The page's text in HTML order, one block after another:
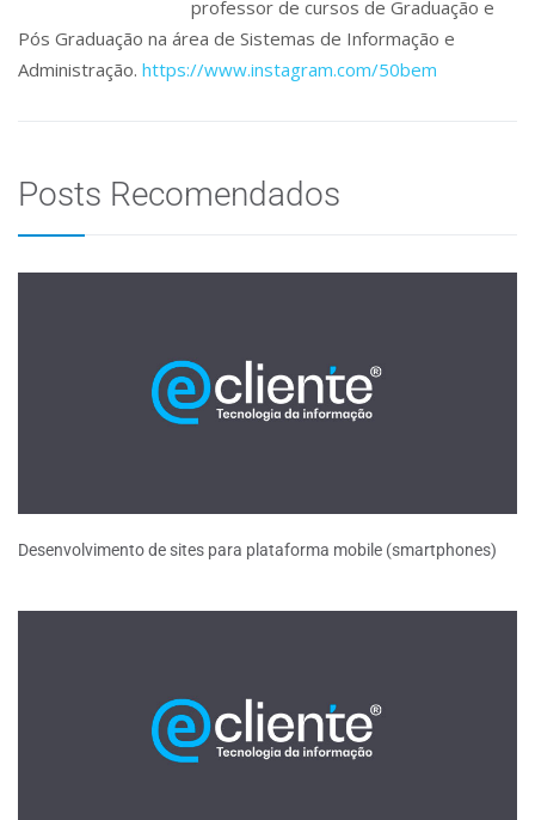
professor de cursos de Graduação e
Pós Graduação na área de Sistemas de Informação e
Administração. https://www.instagram.com/50bem
Posts Recomendados
Desenvolvimento de sites para plataforma mobile (smartphones)